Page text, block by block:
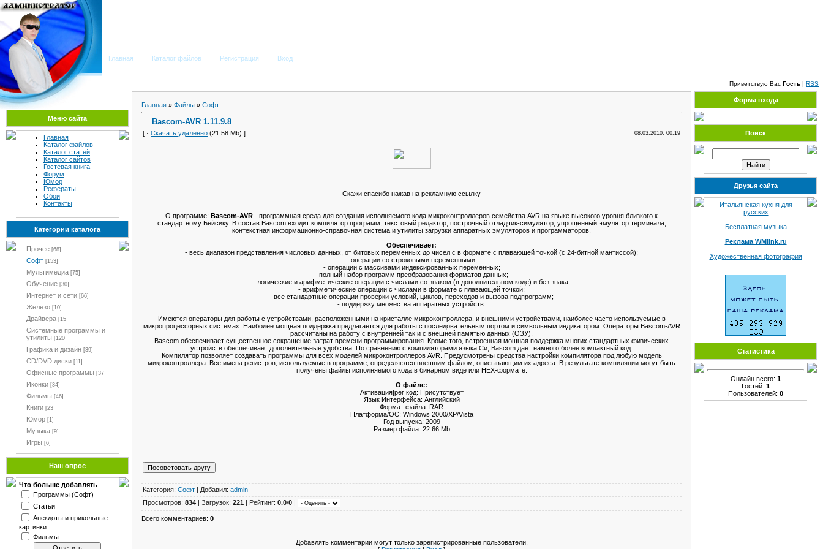
Главная Каталог файлов Регистрация Вход
Приветствую Вас Гость | RSS
Меню сайта
Главная
Каталог файлов
Каталог статей
Каталог сайтов
Гостевая книга
Форум
Юмор
Рефераты
Обои
Контакты
Категории каталога
Прочее [68]
Софт [153]
Мультимедиа [75]
Обучение [30]
Интернет и сети [66]
Железо [10]
Драйвера [15]
Системные программы и
утилиты [120]
Графика и дизайн [39]
CD/DVD диски [11]
Офисные программы [37]
Иконки [34]
Фильмы [46]
Книги [23]
Юмор [1]
Музыка [9]
Игры [6]
Наш опрос
Что больше добавлять
Программы (Софт)
Статьи
Анекдоты и прикольные
картинки
Фильмы
Главная » Файлы » Софт
Bascom-AVR 1.11.9.8
[ · Скачать удаленно (21.58 Mb) ] 08.03.2010, 00:19
Скажи спасибо нажав на рекламную ссылку
О программе: Bascom-AVR - программная среда для создания исполняемого кода микроконтроллеров семейства AVR на языке высокого уровня близкого к
стандартному Бейсику. В состав Bascom входит компилятор программ, текстовый редактор, построчный отладчик-симулятор, упрощенный эмулятор терминала,
контекстная информационно-справочная система и утилиты загрузки аппаратных эмуляторов и программаторов.
Обеспечивает:
- весь диапазон представления числовых данных, от битовых переменных до чисел с в формате с плавающей точкой (с 24-битной мантиссой);
- операции со строковыми переменными;
- операции с массивами индексированных переменных;
- полный набор программ преобразования форматов данных;
- логические и арифметические операции с числами со знаком (в дополнительном коде) и без знака;
- арифметические операции с числами в формате с плавающей точкой;
- все стандартные операции проверки условий, циклов, переходов и вызова подпрограмм;
- поддержку множества аппаратных устройств.
Имеются операторы для работы с устройствами, расположенными на кристалле микроконтроллера, и внешними устройствами, наиболее часто используемые в
микропроцессорных системах. Наиболее мощная поддержка предлагается для работы с последовательным портом и символьным индикатором. Операторы Bascom-AVR
рассчитаны на работу с внутренней так и с внешней памятью данных (ОЗУ).
Bascom обеспечивает существенное сокращение затрат времени программирования. Кроме того, встроенная мощная поддержка многих стандартных физических
устройств обеспечивает дополнительные удобства. По сравнению с компиляторами языка Си, Bascom дает намного более компактный код.
Компилятор позволяет создавать программы для всех моделей микроконтроллеров AVR. Предусмотрены средства настройки компилятора под любую модель
микроконтроллера. Все имена регистров, используемые в программе, определяются внешним файлом, описывающим их адреса. В результате компиляции могут быть
получены файлы исполняемого кода в бинарном виде или HEX-формате.
О файле:
Активация|рег код: Присутствует
Язык Интерфейса: Английский
Формат файла: RAR
Платформа/ОС: Windows 2000/XP/Vista
Год выпуска: 2009
Размер файла: 22.66 Mb
Категория: Софт | Добавил: admin
Просмотров: 834 | Загрузок: 221 | Рейтинг: 0.0/0 |
Всего комментариев: 0
Добавлять комментарии могут только зарегистрированные пользователи.
Форма входа
Поиск
Друзья сайта
Итальянская кухня для
русских
Бесплатная музыка
Реклама WMlink.ru
Художественная фотография
Статистика
Онлайн всего: 1
Гостей: 1
Пользователей: 0